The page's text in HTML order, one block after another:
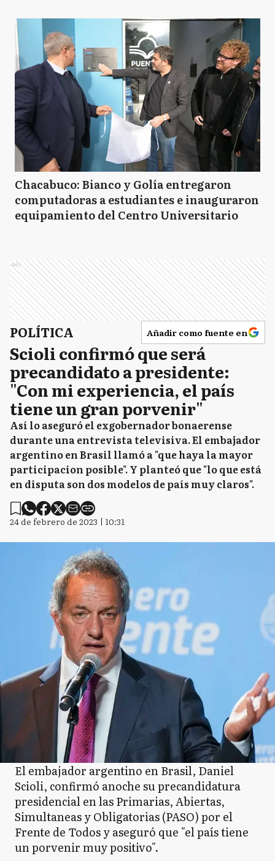
Chacabuco: Bianco y Golía entregaron
computadoras a estudiantes e inauguraron
equipamiento del Centro Universitario
Ads
POLÍTICA Añadir como fuente en
Scioli confirmó que será
precandidato a presidente:
"Con mi experiencia, el país
tiene un gran porvenir"
Así lo aseguró el exgobernador bonaerense
durante una entrevista televisiva. El embajador
argentino en Brasil llamó a "que haya la mayor
participacion posible". Y planteó que "lo que está
en disputa son dos modelos de país muy claros".
24 de febrero de 2023 | 10:31
El embajador argentino en Brasil, Daniel
Scioli, confirmó anoche su precandidatura
presidencial en las Primarias, Abiertas,
Simultaneas y Obligatorias (PASO) por el
Frente de Todos y aseguró que "el país tiene
un porvenir muy positivo".